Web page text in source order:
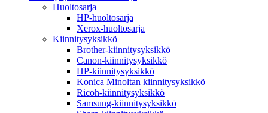
Huoltosarja
HP-huoltosarja
Xerox-huoltosarja
Kiinnitysyksikkö
Brother-kiinnitysyksikkö
Canon-kiinnitysyksikkö
HP-kiinnitysyksikkö
Konica Minoltan kiinnitysyksikkö
Ricoh-kiinnitysyksikkö
Samsung-kiinnitysyksikkö